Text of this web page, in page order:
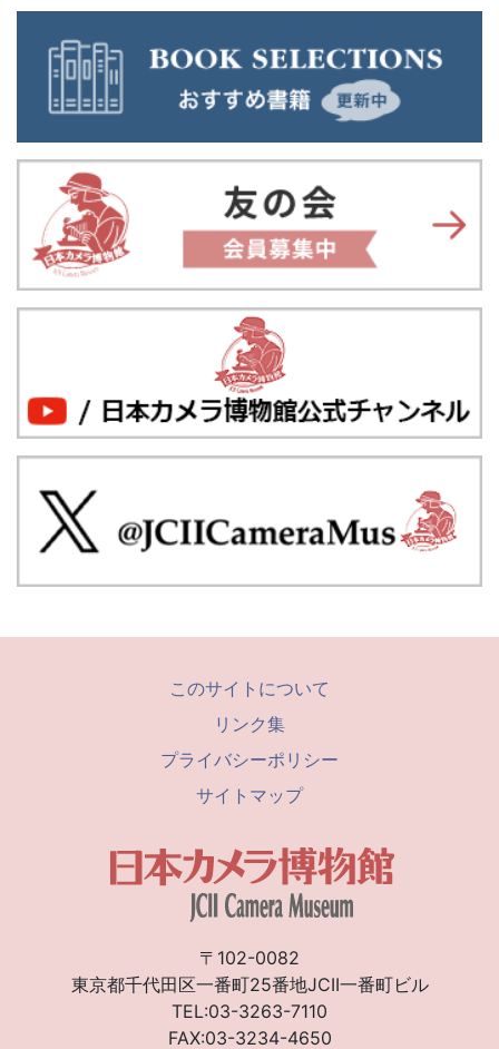
このサイトについて
リンク集
プライバシーポリシー
サイトマップ
〒102-0082
東京都千代田区一番町25番地JCII一番町ビル
TEL:03-3263-7110
FAX:03-3234-4650